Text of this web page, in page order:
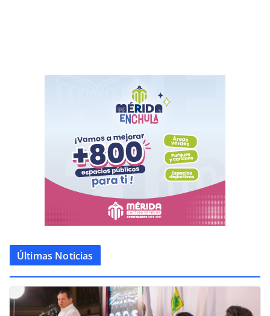
Últimas Noticias